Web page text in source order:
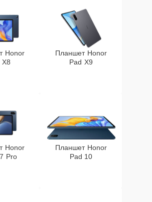
Honor
X8
Планшет Honor
Pad X9
Honor
Pro
Планшет Honor
Pad 10